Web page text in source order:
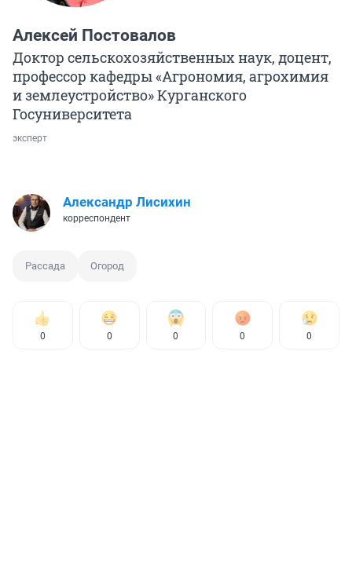
Алексей Постовалов
Доктор сельскохозяйственных наук, доцент,
профессор кафедры «Агрономия, агрохимия
и землеустройство» Курганского
Госуниверситета
эксперт
Александр Лисихин
корреспондент
Рассада Огород
0 0 0 0 0